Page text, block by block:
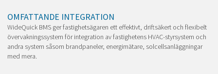
OMFATTANDE INTEGRATION
WideQuick BMS ger fastighetsägaren ett effektivt, driftsäkert och flexibelt
övervakningssystem för integration av fastighetens HVAC-styrsystem och
andra system såsom brandpaneler, energimätare, solcellsanläggningar
med mera.